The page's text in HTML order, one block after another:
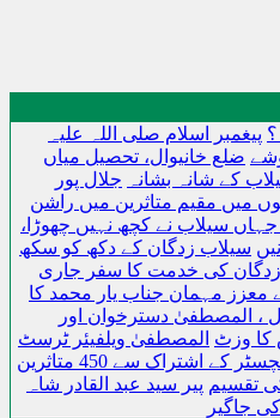
پیغمبر اسلام صلی اللہ علیہ
ضلع خانیوال، تحصیل میاں
کے شانہ بشانہ
جلال پور
میں مقیم متاثرین میں راشن
سیلاب نے کچھ نہیں چھوڑا،
سیلاب زدگان کے دکھ کو سکھ
کی خدمت کا سفر جاری
معزز مہمان جناب یار محمد کا
، المصطفیٰ دسترخوان اور
کا وزٹ المصطفیٰ ویلفیئر ٹرسٹ
اور ٹیئر ٹو سمال آرگنائزیشن مانچسٹر کے اشتراک سے 450 متاثرین
تقسیم پیر سید عبد القادر شاہ
جاگیر